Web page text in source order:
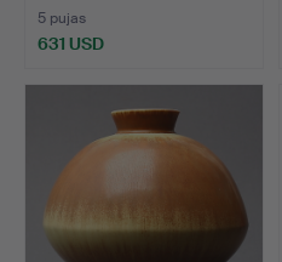
5 pujas
631 USD